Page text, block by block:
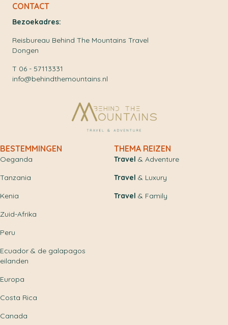
CONTACT
Bezoekadres:
Reisbureau Behind The Mountains Travel
Dongen
T 06 - 57113331
info@behindthemountains.nl
BESTEMMINGEN
Oeganda
Tanzania
Kenia
Zuid-Afrika
Peru
Ecuador & de galapagos
eilanden
Europa
Costa Rica
Canada
THEMA REIZEN
Travel & Adventure
Travel & Luxury
Travel & Family